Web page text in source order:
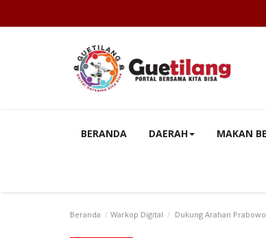
BERANDA DAERAH MAKAN
Beranda Warkop Digital Dukung Arahan